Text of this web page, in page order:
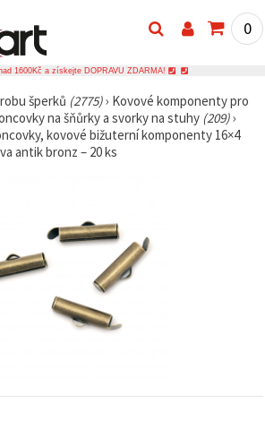
0
1600Kč a získejte DOPRAVU ZDARMA!
šperků (2775)› Kovové komponenty pro
na šňůrky a svorky na stuhy (209)›
kovové bižuterní komponenty 16×4
antik bronz – 20 ks